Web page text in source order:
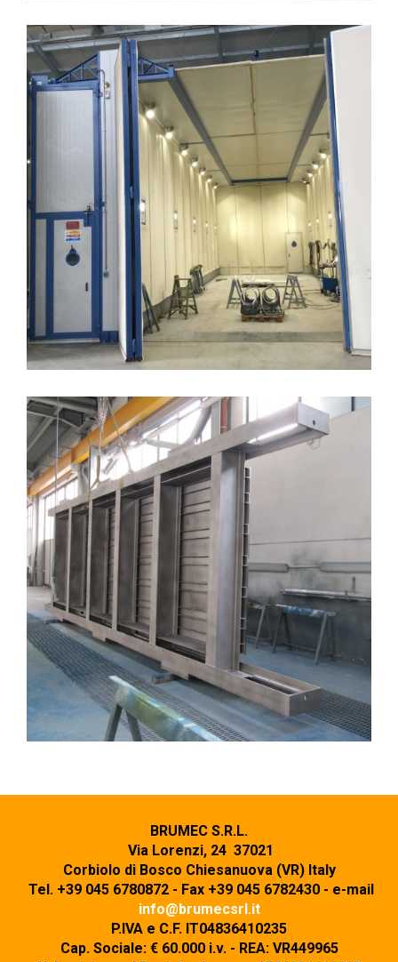
BRUMEC S.R.L.
Via Lorenzi, 24 37021
Corbiolo di Bosco Chiesanuova (VR) Italy
Tel. +39 045 6780872 - Fax +39 045 6782430 - e-mail
info@brumecsrl.it
P.IVA e C.F. IT04836410235
Cap. Sociale: € 60.000 i.v. - REA: VR449965